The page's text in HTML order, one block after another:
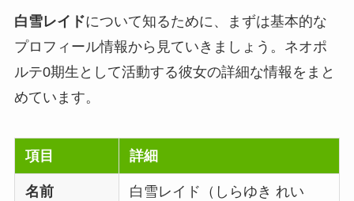
白雪レイドについて知るために、まずは基本的な
プロフィール情報から見ていきましょう。ネオポ
ルテ0期生として活動する彼女の詳細な情報をまと
めています。
項目 詳細
名前
白雪レイド（しらゆき れい